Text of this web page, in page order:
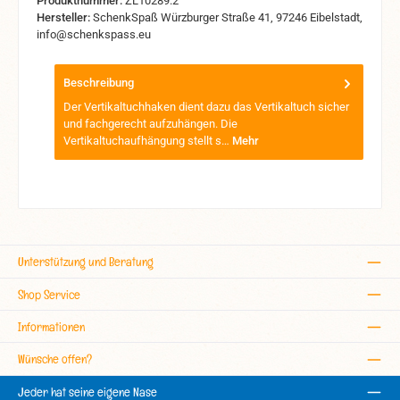
Hersteller: SchenkSpaß Würzburger Straße 41, 97246 Eibelstadt,
info@schenkspass.eu
Beschreibung
Der Vertikaltuchhaken dient dazu das Vertikaltuch sicher
und fachgerecht aufzuhängen. Die
Vertikaltuchaufhängung stellt s… Mehr
Unterstützung und Beratung
Shop Service
Informationen
Wünsche offen?
Jeder hat seine eigene Nase